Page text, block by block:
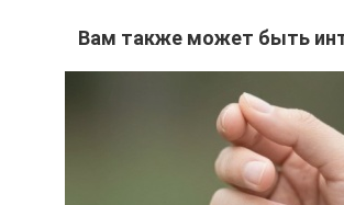
Вам также может быть